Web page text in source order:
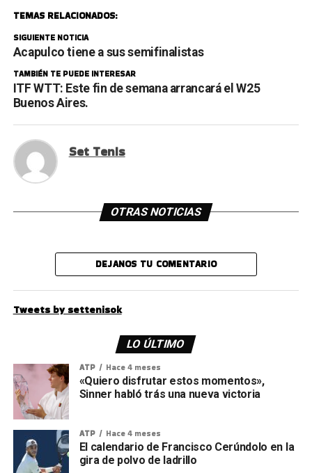
TEMAS RELACIONADOS:
SIGUIENTE NOTICIA
Acapulco tiene a sus semifinalistas
TAMBIÉN TE PUEDE INTERESAR
ITF WTT: Este fin de semana arrancará el W25
Buenos Aires.
Set Tenis
OTRAS NOTICIAS
DEJANOS TU COMENTARIO
Tweets by settenisok
LO ÚLTIMO
ATP Hace 4 meses
«Quiero disfrutar estos momentos»,
Sinner habló trás una nueva victoria
ATP Hace 4 meses
El calendario de Francisco Cerúndolo en la
gira de polvo de ladrillo